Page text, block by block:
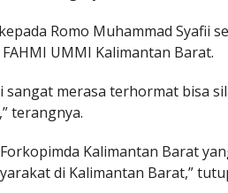
Romo Muhammad Syafii
UMMI Kalimantan Barat.
sangat merasa terhormat bisa
terangnya.
Kalimantan Barat
di Kalimantan Barat,”